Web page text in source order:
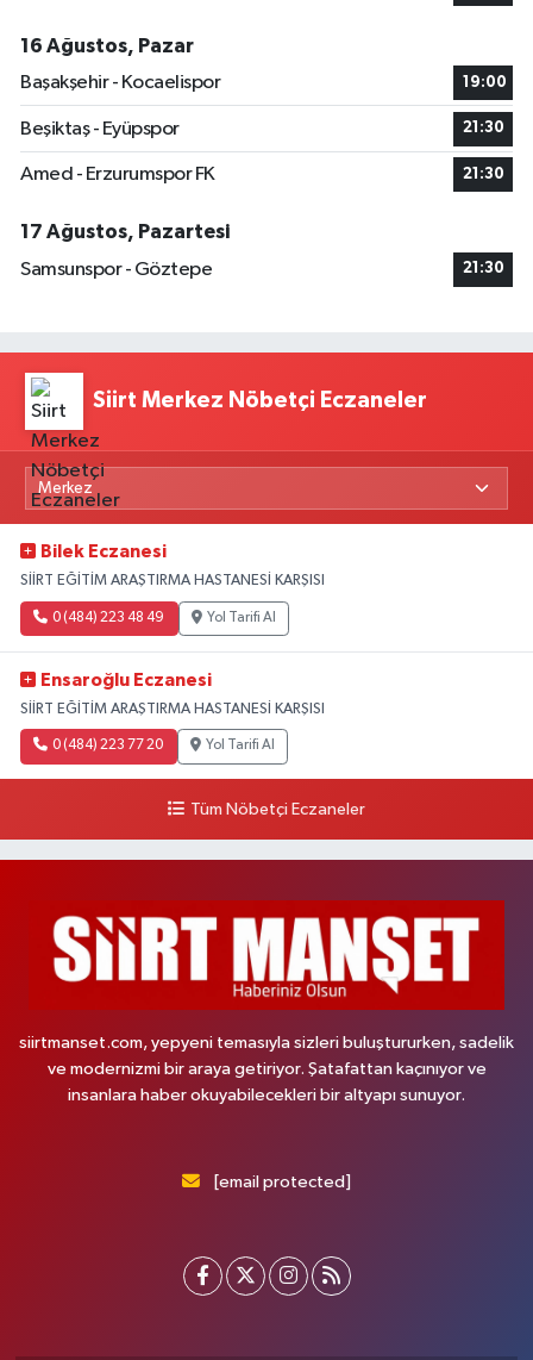
16 Ağustos, Pazar
Başakşehir - Kocaelispor
19:00
Beşiktaş - Eyüpspor 21:30
Amed - Erzurumspor FK 21:30
17 Ağustos, Pazartesi
Samsunspor - Göztepe
21:30
Siirt Merkez Nöbetçi Eczaneler
Bilek Eczanesi
SİİRT EĞİTİM ARAŞTIRMA HASTANESİ KARŞISI
0 (484) 223 48 49 Yol Tarifi Al
Ensaroğlu Eczanesi
SİİRT EĞİTİM ARAŞTIRMA HASTANESİ KARŞISI
0 (484) 223 77 20 Yol Tarifi Al
Tüm Nöbetçi Eczaneler
siirtmanset.com, yepyeni temasıyla sizleri buluştururken, sadelik
ve modernizmi bir araya getiriyor. Şatafattan kaçınıyor ve
insanlara haber okuyabilecekleri bir altyapı sunuyor.
[email protected]